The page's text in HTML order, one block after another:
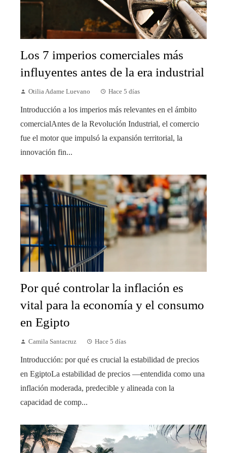
Los 7 imperios comerciales más
influyentes antes de la era industrial
Otilia Adame Luevano Hace 5 días
Introducción a los imperios más relevantes en el ámbito
comercialAntes de la Revolución Industrial, el comercio
fue el motor que impulsó la expansión territorial, la
innovación fin...
Por qué controlar la inflación es
vital para la economía y el consumo
en Egipto
Camila Santacruz Hace 5 días
Introducción: por qué es crucial la estabilidad de precios
en EgiptoLa estabilidad de precios —entendida como una
inflación moderada, predecible y alineada con la
capacidad de comp...